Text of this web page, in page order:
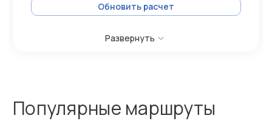
Обновить расчет
Развернуть
Популярные маршруты